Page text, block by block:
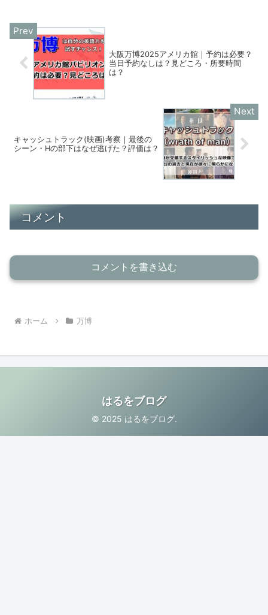
大阪万博2025アメリカ館｜予約は必要？
当日予約なしは？見どころ・所要時間
は？
キャッシュトラック(映画)考察｜最後の
シーン・Hの部下はなぜ逃げた？評価は？
コメント
コメントを書き込む
ホーム 万博
はるをブログ
© 2025 はるをブログ.